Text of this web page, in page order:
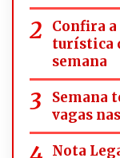
Confira
turística
semana
Semana
vagas
Nota